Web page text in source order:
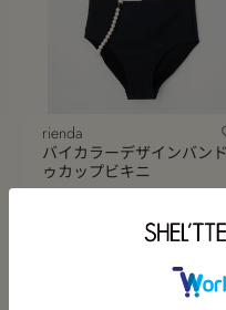
rienda
バイカラーデザインバンド
ゥカップビキニ